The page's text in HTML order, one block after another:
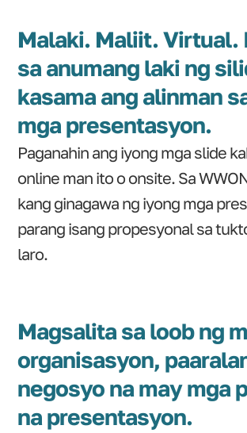
Malaki. Maliit. Virtual.
sa anumang laki ng
kasama ang alinman
mga presentasyon.
Paganahin ang iyong mga slide
online man ito o onsite. Sa
kang ginagawa ng iyong mga
parang isang propesyonal sa
laro.
Magsalita sa loob ng
organisasyon,
negosyo na may mga
na presentasyon.